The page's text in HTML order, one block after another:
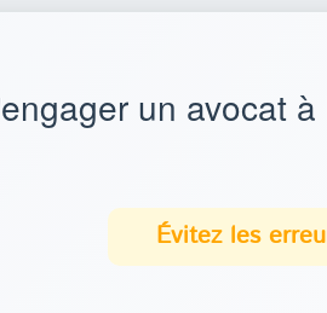
un avocat à
Évitez les